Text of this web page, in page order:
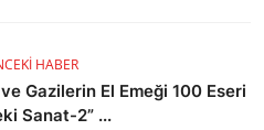
HABER
Gazilerin El Emeği 100 Eseri
Sanat-2” ...